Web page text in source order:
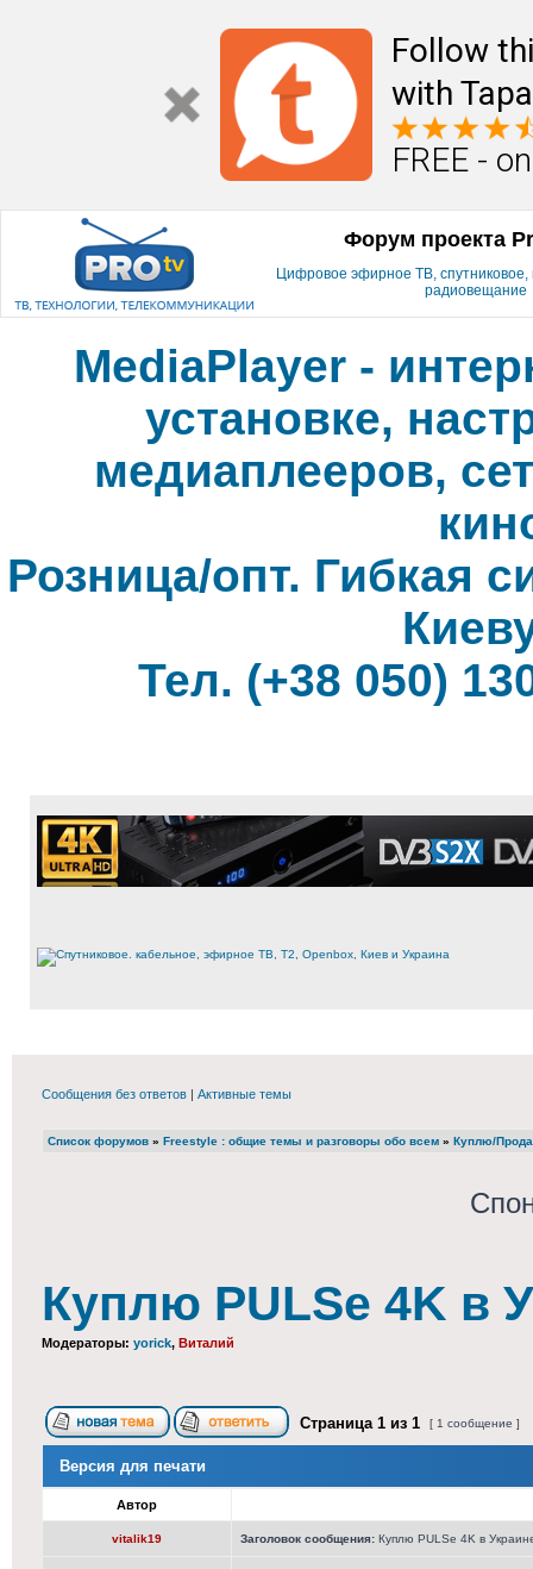
Follow
with
FREE -
Форум проекта
Цифровое эфирное ТВ, спутниковое,
радиовещание
MediaPlayer -
установке,
медиаплееров,
Розница/опт. Гибкая
Тел. (+38 050)
Сообщения без ответов | Активные темы
Список форумов » Freestyle : общие темы и разговоры обо всем » Куплю/
Куплю PULSe 4K в
Модераторы: yorick, Виталий
Страница 1 из 1 [ 1 сообщение ]
Версия для печати
Автор
vitalik19 Заголовок сообщения: Куплю PULSe 4K в